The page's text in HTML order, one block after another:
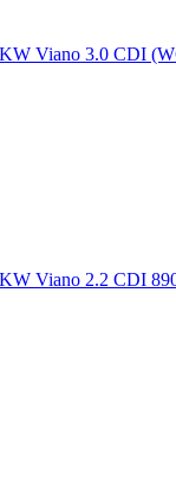
Viano 3.0 CDI
Viano 2.2 CDI